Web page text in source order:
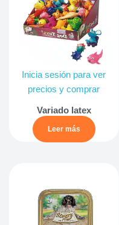
Inicia sesión para ver
precios y comprar
Variado latex
Leer más